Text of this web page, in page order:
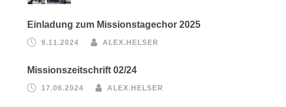
Einladung zum Missionstagechor 2025
9.11.2024 ALEX.HELSER
Missionszeitschrift 02/24
17.06.2024 ALEX.HELSER